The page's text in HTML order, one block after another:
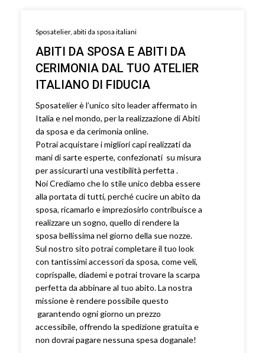
Sposatelier, abiti da sposa italiani
ABITI DA SPOSA E ABITI DA
CERIMONIA DAL TUO ATELIER
ITALIANO DI FIDUCIA
Sposatelier è l’unico sito leader affermato in
Italia e nel mondo, per la realizzazione di Abiti
da sposa e da cerimonia online.
Potrai acquistare i migliori capi realizzati da
mani di sarte esperte, confezionati su misura
per assicurarti una vestibilità perfetta .
Noi Crediamo che lo stile unico debba essere
alla portata di tutti, perché cucire un abito da
sposa, ricamarlo e impreziosirlo contribuisce a
realizzare un sogno, quello di rendere la
sposa bellissima nel giorno della sue nozze.
Sul nostro sito potrai completare il tuo look
con tantissimi accessori da sposa, come veli,
coprispalle, diademi e potrai trovare la scarpa
perfetta da abbinare al tuo abito. La nostra
missione è rendere possibile questo
garantendo ogni giorno un prezzo
accessibile, offrendo la spedizione gratuita e
non dovrai pagare nessuna spesa doganale!